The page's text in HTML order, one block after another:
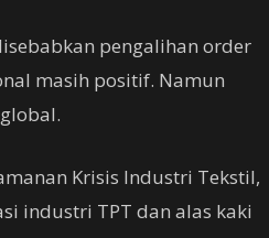
pengalihan order
masih positif. Namun
Krisis Industri Tekstil,
industri TPT dan alas kaki